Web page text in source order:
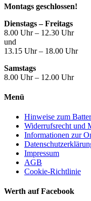
Montags geschlossen!
Dienstags – Freitags
8.00 Uhr – 12.30 Uhr
und
13.15 Uhr – 18.00 Uhr
Samstags
8.00 Uhr – 12.00 Uhr
Menü
Hinweise zum
Widerrufsrecht und
Informationen zur
Impressum
AGB
Cookie-Richtlinie
Werth auf Facebook